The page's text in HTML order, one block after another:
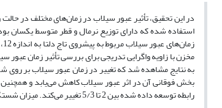
در این تحقیق، تأثیر عبور سیلاب در زمان‌های مختلف در
به نتایج مشاهده شد که تغییر در زمان عبور سیلاب بر روی
بخش فوقانی آن در اثر عبور سیلاب کاهش می‌یابد و
رابطه توسعه داده شده بین 2 تا 5/3 تغییر می‌کند. میزان شستگی دلتا در اثر عبور سیلاب نیز با افزایش انحراف معیار ذرات رسوبی (از 2/1 تا 6/2) تا 20 درصد کاهش داشته است.